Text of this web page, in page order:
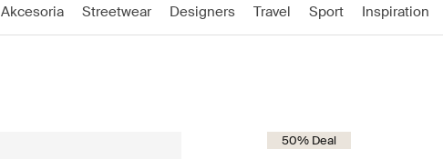
Akcesoria Streetwear Designers Travel Sport Inspiration
50% Deal